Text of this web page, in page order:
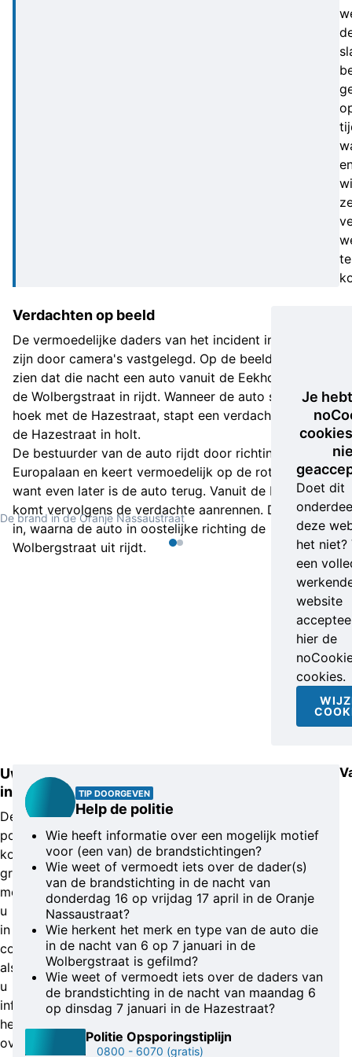
te
De brand in de Oranje Nassaustraat
Verdachten op beeld
De vermoedelijke daders van het incident in januari
zijn door camera's vastgelegd. Op de beelden is te
zien dat die nacht een auto vanuit de Eekhoornstraat
de Wolbergstraat in rijdt. Wanneer de auto stopt bij de
hoek met de Hazestraat, stapt een verdachte uit die
de Hazestraat in holt.
De bestuurder van de auto rijdt door richting de
Europalaan en keert vermoedelijk op de rotonde daar,
want even later is de auto terug. Vanuit de Hazestraat
komt vervolgens de verdachte aanrennen. Deze stapt
in, waarna de auto in oostelijke richting de
Wolbergstraat uit rijdt.
Je
Doet dit
deze
het niet?
een
website
hier de
cookies.
Uw
informatie
De
politie
komt
graag
met
u
in
contact
als
u
informatie
heeft
over
TIP DOORGEVEN
Help de politie
Wie heeft informatie over een mogelijk motief
voor (een van) de brandstichtingen?
Wie weet of vermoedt iets over de dader(s)
van de brandstichting in de nacht van
donderdag 16 op vrijdag 17 april in de Oranje
Nassaustraat?
Wie herkent het merk en type van de auto die
in de nacht van 6 op 7 januari in de
Wolbergstraat is gefilmd?
Wie weet of vermoedt iets over de daders van
de brandstichting in de nacht van maandag 6
op dinsdag 7 januari in de Hazestraat?
Politie Opsporingstiplijn
0800 - 6070 (gratis)